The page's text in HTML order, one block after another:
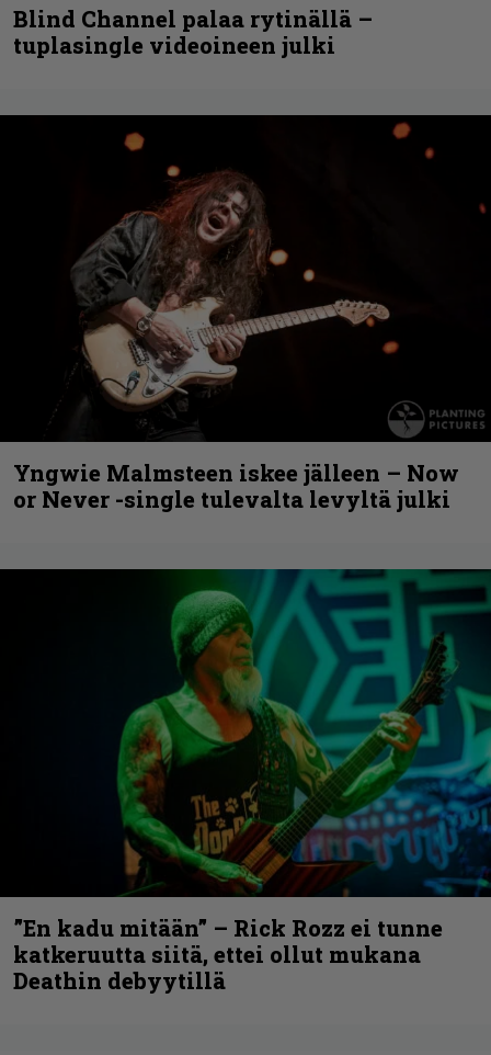
Blind Channel palaa rytinällä –
tuplasingle videoineen julki
Yngwie Malmsteen iskee jälleen – Now
or Never -single tulevalta levyltä julki
”En kadu mitään” – Rick Rozz ei tunne
katkeruutta siitä, ettei ollut mukana
Deathin debyytillä